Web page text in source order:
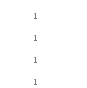
1
1
1
1